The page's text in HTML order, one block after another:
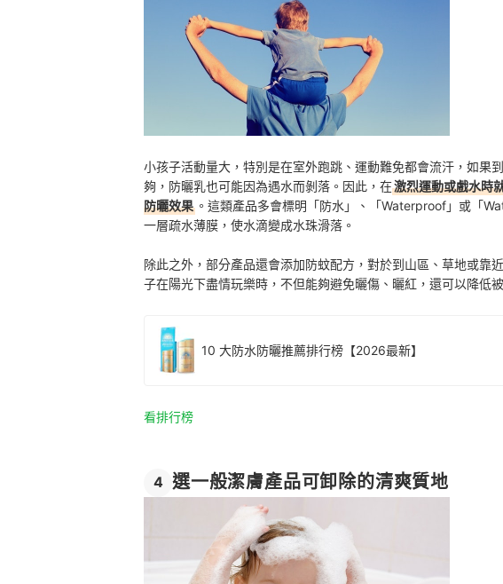
小孩子活動量大，特別是在室外跑跳、運動難免都會流汗，如果
夠，防曬乳也可能因為遇水而剝落。因此，在激烈運動或戲水時
防曬效果 。這類產品多會標明「防水」、「Waterproof」或「
一層疏水薄膜，使水滴變成水珠滑落。
除此之外，部分產品還會添加防蚊配方，對於到山區、草地或靠
子在陽光下盡情玩樂時，不但能夠避免曬傷、曬紅，還可以降低
10 大防水防曬推薦排行榜【2026最新】
看排行榜
4 選一般潔膚產品可卸除的清爽質地